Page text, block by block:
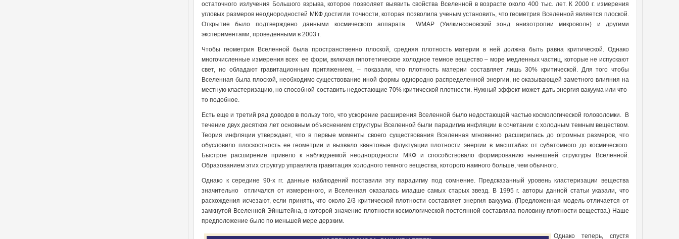
остаточного излучения Большого взрыва, которое позволяет выявить свойства Вселенной в возрасте около 400 тыс. лет. К 2000 г. измерения
угловых размеров неоднородностей МКФ достигли точности, которая позволила ученым установить, что геометрия Вселенной является плоской.
Открытие было подтверждено данными космического аппарата WMAP (Уилкинсоновский зонд анизотропии микроволн) и другими
экспериментами, проведенными в 2003 г.
Чтобы геометрия Вселенной была пространственно плоской, средняя плотность материи в ней должна быть равна критической. Однако
многочисленные измерения всех ее форм, включая гипотетическое холодное темное вещество – море медленных частиц, которые не испускают
свет, но обладают гравитационным притяжением, – показали, что плотность материи составляет лишь 30% критической. Для того чтобы
Вселенная была плоской, необходимо существование иной формы однородно распределенной энергии, не оказывающей заметного влияния на
местную кластеризацию, но способной составить недостающие 70% критической плотности. Нужный эффект может дать энергия вакуума или что-
то подобное.
Есть еще и третий ряд доводов в пользу того, что ускорение расширения Вселенной было недостающей частью космологической головоломки. В
течение двух десятков лет основным объяснением структуры Вселенной были парадигма инфляции в сочетании с холодным темным веществом.
Теория инфляции утверждает, что в первые моменты своего существования Вселенная мгновенно расширилась до огромных размеров, что
обусловило плоскостность ее геометрии и вызвало квантовые флуктуации плотности энергии в масштабах от субатомного до космического.
Быстрое расширение привело к наблюдаемой неоднородности МКФ и способствовало формированию нынешней структуры Вселенной.
Образованием этих структур управляла гравитация холодного темного вещества, которого намного больше, чем обычного.
Однако к середине 90-х гг. данные наблюдений поставили эту парадигму под сомнение. Предсказанный уровень кластеризации вещества
значительно отличался от измеренного, и Вселенная оказалась младше самых старых звезд. В 1995 г. авторы данной статьи указали, что
расхождения исчезают, если принять, что около 2/3 критической плотности составляет энергия вакуума. (Предложенная модель отличается от
замкнутой Вселенной Эйнштейна, в которой значение плотности космологической постоянной составляла половину плотности вещества.) Наше
предположение было по меньшей мере дерзким.
Однако теперь, спустя